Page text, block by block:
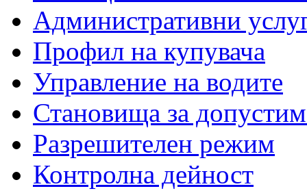
Административни
Профил на купувача
Управление на водите
Становища за
Разрешителен режим
Контролна дейност